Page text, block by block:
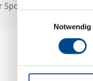
Notwendig
Sporen ermöglicht.